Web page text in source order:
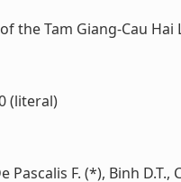
the Tam Giang-Cau
(literal)
Pascalis F. (*), Binh